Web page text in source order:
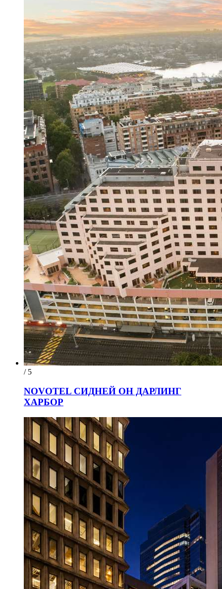
/ 5
NOVOTEL СИДНЕЙ ОН ДАРЛИНГ
ХАРБОР